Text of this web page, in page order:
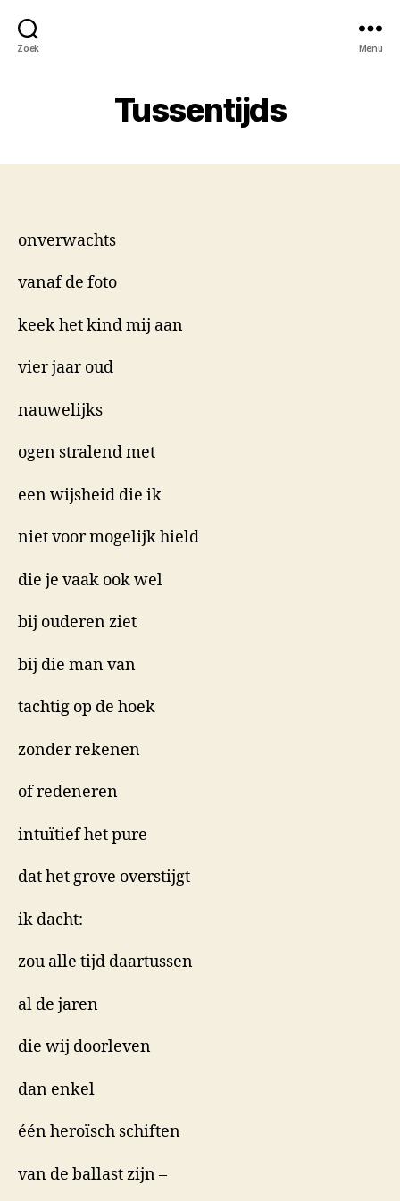
Zoek Menu
Tussentijds
onverwachts
vanaf de foto
keek het kind mij aan
vier jaar oud
nauwelijks
ogen stralend met
een wijsheid die ik
niet voor mogelijk hield
die je vaak ook wel
bij ouderen ziet
bij die man van
tachtig op de hoek
zonder rekenen
of redeneren
intuïtief het pure
dat het grove overstijgt
ik dacht:
zou alle tijd daartussen
al de jaren
die wij doorleven
dan enkel
één heroïsch schiften
van de ballast zijn –